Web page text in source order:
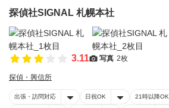
探偵社SIGNAL 札幌本社
3.11 写真 2枚
探偵・興信所
出張・訪問対応 日祝OK 21時以降OK